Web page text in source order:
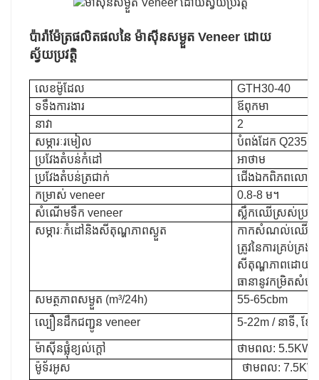
ប៉ារ៉ាម៉ែត្រផលិតផលនៃ ម៉ាស៊ីនសម្ងួត Veneer ដោយ
ស្វ័យប្រវត្តិ
លេខម៉ូដែល
GTH30-40
ទទឹងការងារ
ឪពុកមា
នាវា
2
សម្ភារៈរមៀល
បំពង់ដែក
ប្រវែងតំបន់កំដៅ
អាថាម
ប្រវែងតំបន់ត្រជាក់
ជើងឯកពិភពលោក
កម្រាស់ veneer
0.8-8 ម។
សំណើមទឹក veneer
ស្លឹកឈើស្រស់ប្រហ
សម្ភារៈកំដៅនិងសីតុណ្ហភាពស្ងួត
កាកសំណល់ឈើ
ត្រូវនៃការគ្រប់គ្រ
សីតុណ្ហភាពដោយស្វ័
ធានានូវកម្រិតសំណ
សមត្ថភាពសម្ងួត (m³/24h)
55-65cbm
ល្បឿនដឹកជញ្ជូន veneer
5-22m / នាទី, ខ្ស
ម៉ាស៊ីនផ្លុំខ្យល់ក្តៅ
ថាមពល: 5.5KW
ម៉ូទ័រអូស
ថាមពល: 7.5KW,